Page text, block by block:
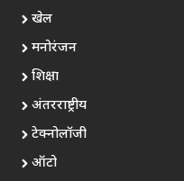
खेल
मनोरंजन
शिक्षा
अंतरराष्ट्रीय
टेक्नोलॉजी
ऑटो